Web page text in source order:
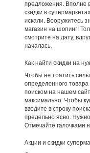
предложения. Вполне
скидки в
искали. Вооружитесь
магазин на шопинг!
смотрите на дату,
началась.
Как найти скидки на
Чтобы не тратить
определенного
поиском на нашем
максимально. Чтобы
введите в строку
предельно ясно.
Отмечайте галочками
Акции и скидки